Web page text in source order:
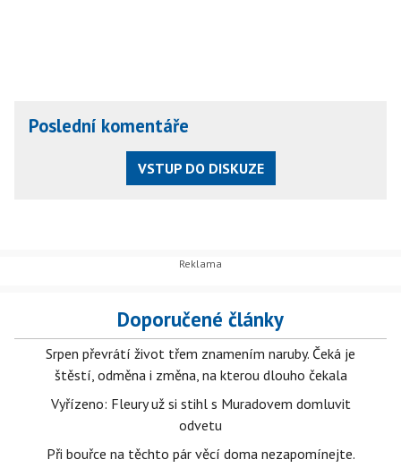
Poslední komentáře
VSTUP DO DISKUZE
Doporučené články
Srpen převrátí život třem znamením naruby. Čeká je
štěstí, odměna i změna, na kterou dlouho čekala
Vyřízeno: Fleury už si stihl s Muradovem domluvit
odvetu
Při bouřce na těchto pár věcí doma nezapomínejte.